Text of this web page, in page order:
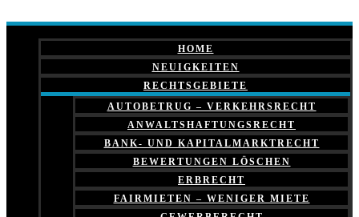
HOME
NEUIGKEITEN
RECHTSGEBIETE
AUTOBETRUG – VERKEHRSRECHT
ANWALTSHAFTUNGSRECHT
BANK- UND KAPITALMARKTRECHT
BEWERTUNGEN LÖSCHEN
ERBRECHT
FAIRMIETEN – WENIGER MIETE